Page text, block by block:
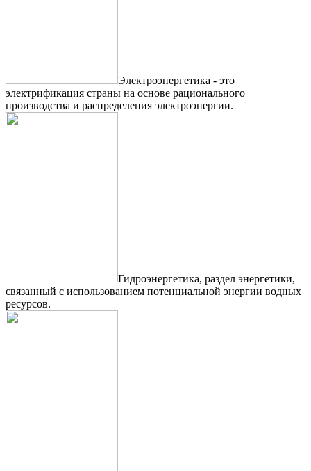
Электроэнергетика - это
электрификация страны на основе рационального
производства и распределения электроэнергии.
Гидроэнергетика, раздел энергетики,
связанный с использованием потенциальной энергии водных
ресурсов.